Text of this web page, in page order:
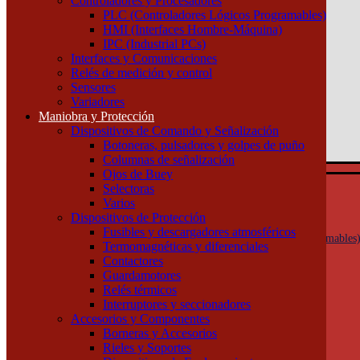
PLC (Controladores Lógicos Programables)
HMI (Interfaces Hombre-Máquina)
IPC (Industrial PCs)
Interfaces y Comunicaciones
Relés de medición y control
Sensores
Variadores
Maniobra y Protección
Dispositivos de Comando y Señalización
Botoneras, pulsadores y golpes de puño
Columnas de señalización
Ojos de Buey
Selectoras
Varios
Dispositivos de Protección
Fusibles y descargadores atmosféricos
Termomagnéticas y diferenciales
Contactores
Guardamotores
Relés térmicos
Interruptores y seccionadores
Accesorios y Componentes
Borneras y Accesorios
Rieles y Soportes
(011) 4253-9024
Atención por WhatsApp
11 3071 1515
0
$ 0,00
0
Tu pedido
Automatización y Control
Actuadores
Controladores y Procesadores
PLC (Controladores Lógicos
HMI (Interfaces Hombre-Máquina)
IPC (Industrial PCs)
Interfaces y Comunicaciones
Relés de medición y control
Sensores
Variadores
Maniobra y Protección
Dispositivos de Comando y Señalización